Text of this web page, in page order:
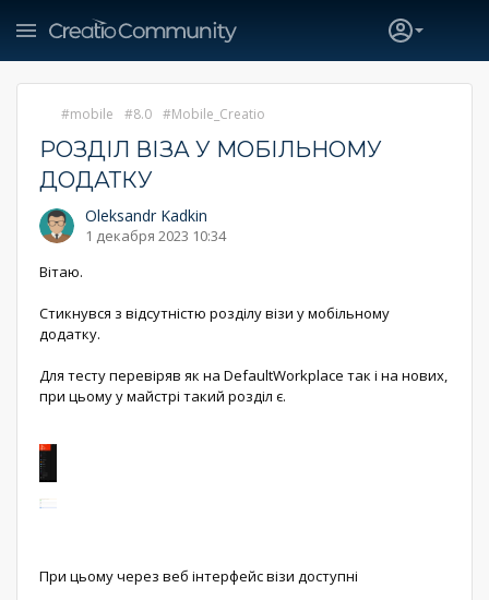
mobile 8.0 Mobile_Creatio
РОЗДІЛ ВІЗА У МОБІЛЬНОМУ
ДОДАТКУ
Oleksandr Kadkin
1 декабря 2023 10:34
Вітаю.
Стикнувся з відсутністю розділу візи у мобільному
додатку.
Для тесту перевіряв як на DefaultWorkplace так і на нових,
при цьому у майстрі такий розділ є.
При цьому через веб інтерфейс візи доступні